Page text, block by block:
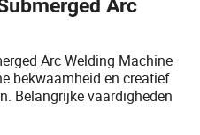
Arc
Arc Welding Machine
bekwaamheid en creatief
Belangrijke vaardigheden